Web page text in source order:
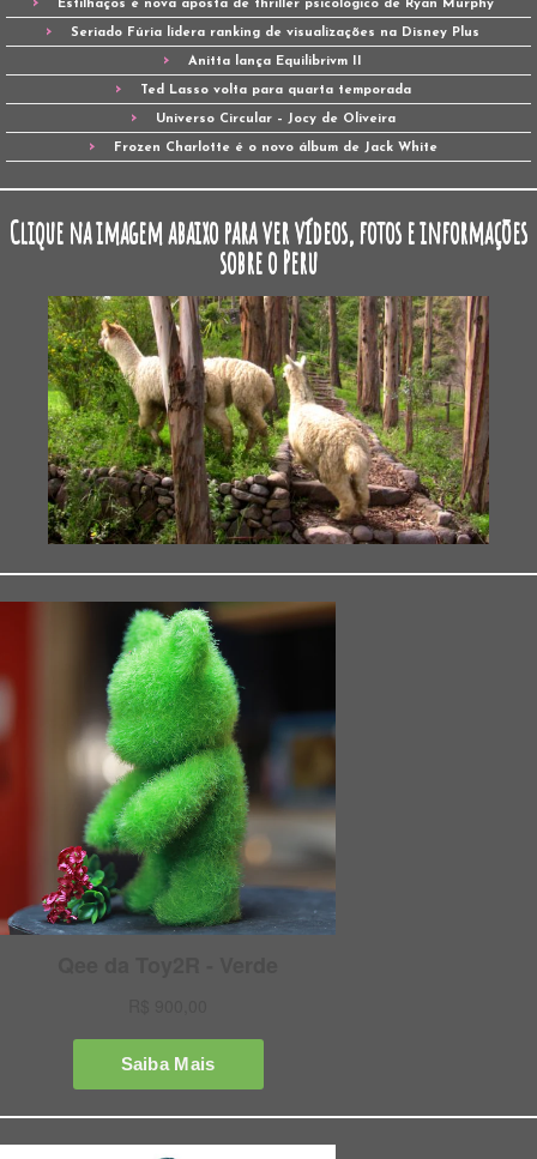
Estilhaços é nova aposta de thriller psicológico de Ryan Murphy
Seriado Fúria lidera ranking de visualizações na Disney Plus
Anitta lança Equilibrivm II
Ted Lasso volta para quarta temporada
Universo Circular – Jocy de Oliveira
Frozen Charlotte é o novo álbum de Jack White
Clique na imagem abaixo para ver vídeos, fotos e informações
sobre o Peru